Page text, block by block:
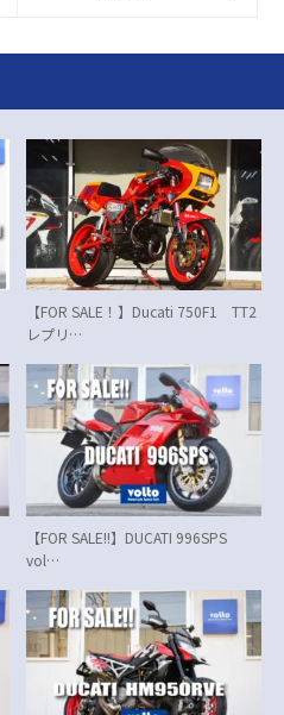
【FOR SALE！】Ducati 750F1 TT2
レプリ…
【FOR SALE!!】DUCATI 996SPS
vol…